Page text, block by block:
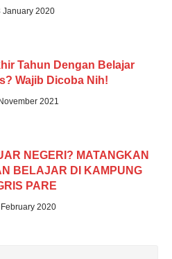
January 2020
Tahun Dengan Belajar
Wajib Dicoba Nih!
2021
NEGERI? MATANGKAN
BELAJAR DI KAMPUNG
PARE
2020